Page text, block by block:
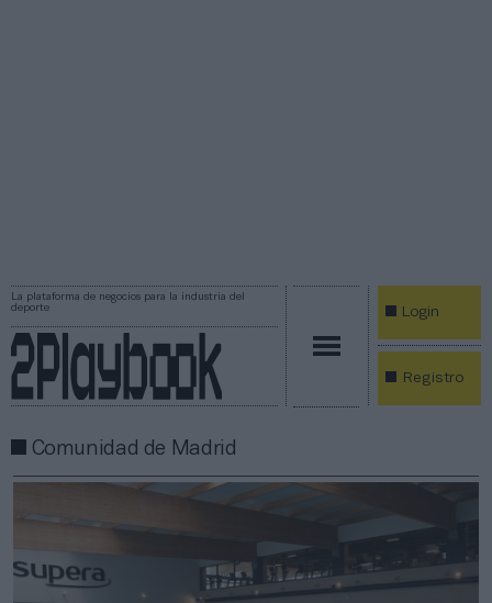
La plataforma de negocios para la industria del
deporte
Login
Registro
Comunidad de Madrid